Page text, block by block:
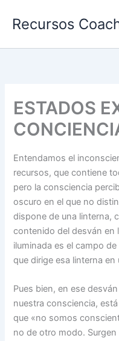
Recursos
ESTADOS
Entendamos el
recursos, que contiene
pero la consciencia
oscuro en el que no
dispone de una linterna,
contenido del desván en
iluminada es el campo
que dirige esa linterna
Pues bien, en ese
nuestra consciencia,
que «no somos
no de otro modo.